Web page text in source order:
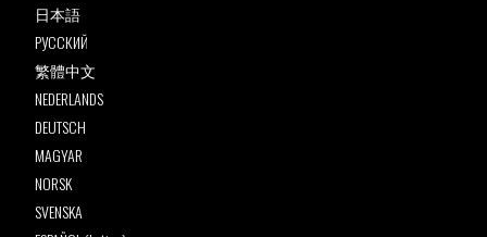
日本語
РУССКИЙ
繁體中文
NEDERLANDS
DEUTSCH
MAGYAR
NORSK
SVENSKA